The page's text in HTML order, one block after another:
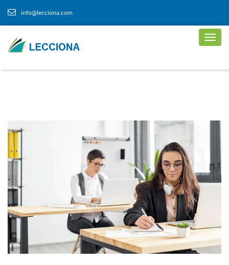
info@lecciona.com